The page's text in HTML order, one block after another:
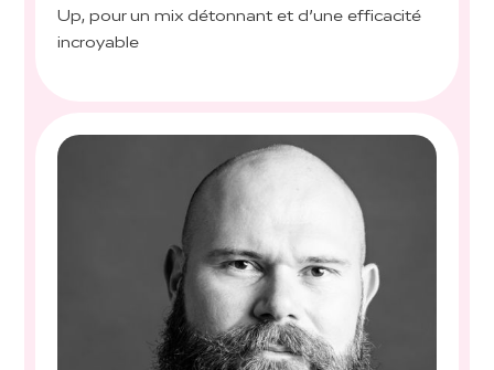
Up, pour un mix détonnant et d’une efficacité
incroyable